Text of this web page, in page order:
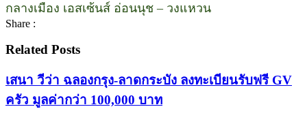
กลางเมือง เอสเซ้นส์ อ่อนนุช – วงแหวน
Share :
Related Posts
เสนา วีว่า ฉลองกรุง-ลาดกระบัง ลงทะเบียนรับฟรี GV
ครัว มูลค่ากว่า 100,000 บาท